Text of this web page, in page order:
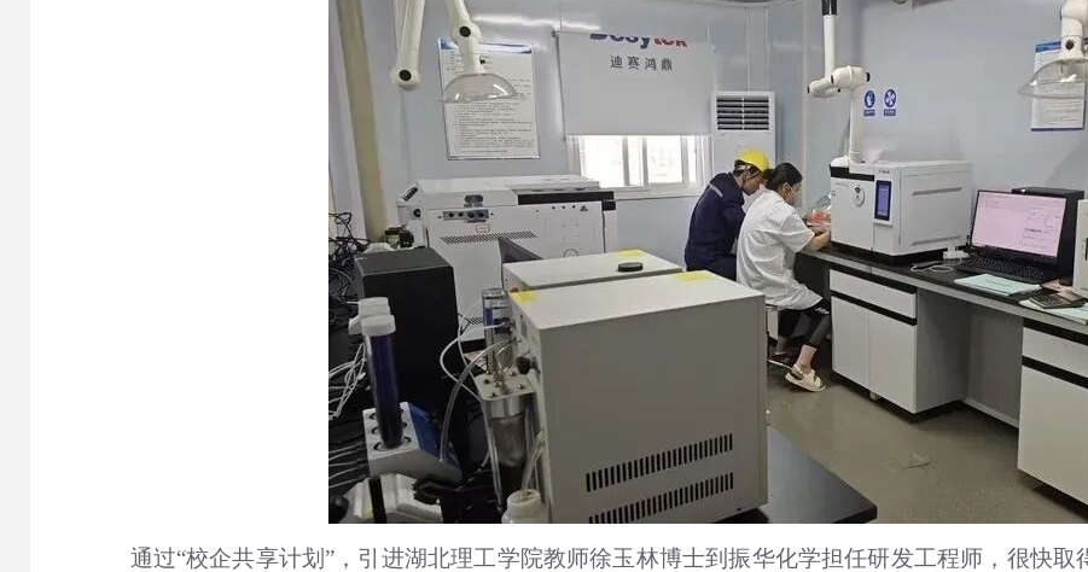
通过“校企共享计划”，引进湖北理工学院教师徐玉林博士到振华化学担任研发工程师，很快